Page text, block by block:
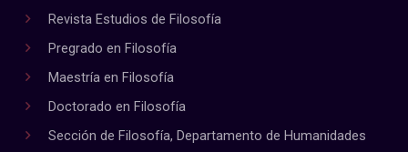
Revista Estudios de Filosofía
Pregrado en Filosofía
Maestría en Filosofía
Doctorado en Filosofía
Sección de Filosofía, Departamento de Humanidades